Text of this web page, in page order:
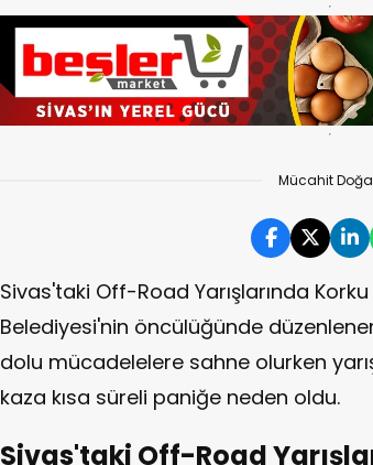
Mücahit
Sivas'taki Off-Road Yarışlarında
Belediyesi'nin öncülüğünde
dolu mücadelelere sahne olurken
kaza kısa süreli paniğe neden oldu.
Sivas'taki Off-Road